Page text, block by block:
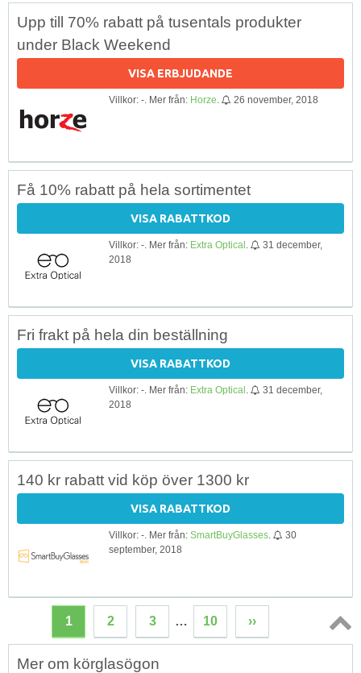
Upp till 70% rabatt på tusentals produkter
under Black Weekend
VISA ERBJUDANDE
Villkor: -. Mer från: Horze 26 november, 2018
Få 10% rabatt på hela sortimentet
VISA RABATTKOD
Villkor: -. Mer från: Extra Optical
31 december,
2018
Fri frakt på hela din beställning
VISA RABATTKOD
Villkor: -. Mer från: Extra Optical
31 december,
2018
140 kr rabatt vid köp över 1300 kr
VISA RABATTKOD
Villkor: -. Mer från: SmartBuyGlasses
30
september, 2018
1 2 3 … 10 ››
Topp
Mer om körglasögon